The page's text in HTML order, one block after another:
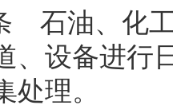
石油、化
、设备进行
理。